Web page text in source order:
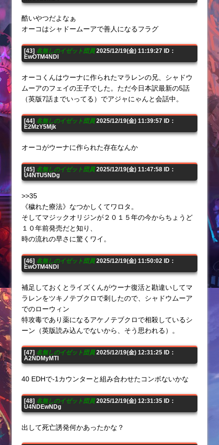
酷いやつだよなぁ
オーコはシャドームーアで善人になるフラグ
[43] 名無しのイゼット団員2025/12/19(金) 11:19:27 ID：
EwOTM4NDI
オーコくんはウーナに作られたマラレンの兄、シャドウ
ムーアのフェイの王子でした。ただ今日本訳最新の5話
（英版7話までいってる）でアジャにゃんと会話中。
[44] 名無しのイゼット団員2025/12/19(金) 11:39:57 ID：
E2MzY5Mjk
オーコがウーナに作られた存在なんか
[45] 名無しのイゼット団員2025/12/19(金) 11:47:58 ID：
U4NTU5NDg
>>35
《穢れた療法》なつかしくてワロタ。
そしてマジックオリジンが２０１５年の今からちょうど
１０年前発売だと知り、
時の流れの早さに驚くワイ。
[46] 名無しのイゼット団員2025/12/19(金) 11:50:02 ID：
EwOTM4NDI
補足しておくとライズくんがウーナ復活と勘違いしてマ
ラレンをツキノテブクロで刺したので、シャドウムーア
でのローウィン
特攻毒であり薬になるアケノテブクロで相殺しているシ
ーン（英版読み込んでないから、そう思われる）。
[47] 名無しのイゼット団員2025/12/19(金) 12:31:25 ID：
A2NDMyMTI
40 EDHで-1カウンターと組み合わせたコンボないかな
[48] 名無しのイゼット団員2025/12/19(金) 12:31:35 ID：
U4NDEwNDg
出して死亡誘発何かあったかな？